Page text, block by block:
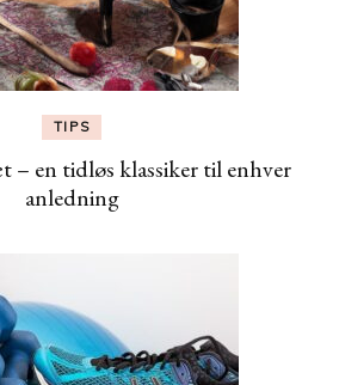
TIPS
– en tidløs klassiker til enhver
anledning